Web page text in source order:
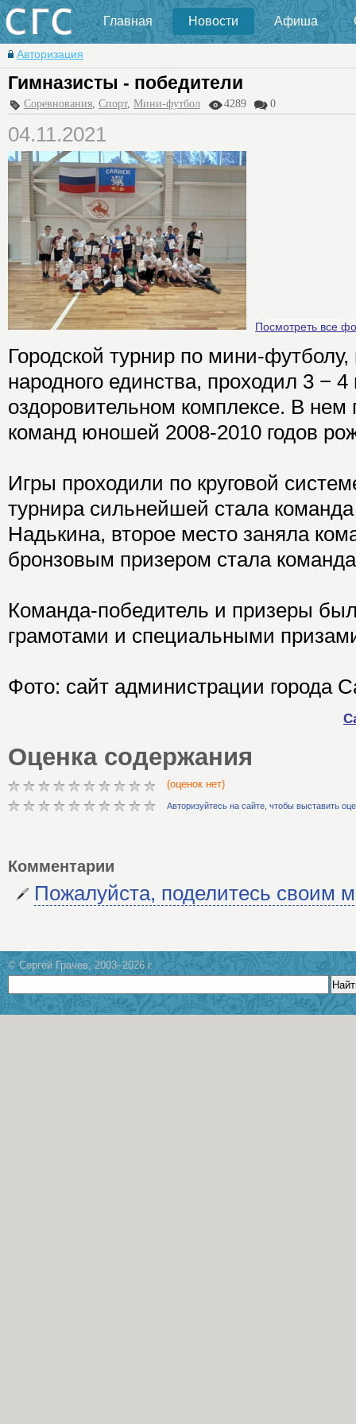
Главная Новости Афиша
Авторизация
Гимназисты - победители
Соревнования, Спорт, Мини-футбол 4289 0
04.11.2021
Посмотреть все
Городской турнир по мини-
народного единства, проходил 3 −
оздоровительном комплексе. В нем
команд юношей 2008-2010 годов
Игры проходили по круговой
турнира сильнейшей стала
Надькина, второе место заняла
бронзовым призером стала
Команда-победитель и призеры
грамотами и специальными
Фото: сайт администрации города
Оценка содержания
(оценок нет)
Авторизуйтесь на сайте, чтобы выставить
Комментарии
Пожалуйста, поделитесь своим
© Сергей Грачев, 2003–2026 г.